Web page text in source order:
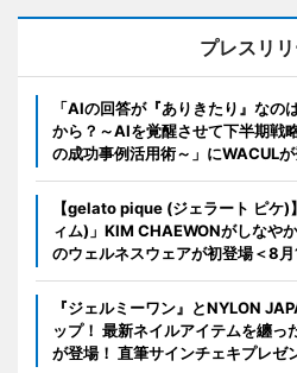
プレスリ
「AIの回答が『ありきたり』なの
から？～AIを覚醒させて下半期戦
の成功事例活用術～」にWACUL
【gelato pique (ジェラート ピケ
ィム)」KIM CHAEWONがしなや
のウェルネスウェアが初登場＜8
『ジェルミーワン』とNYLON
ップ！ 最新ネイルアイテムを纏
が登場！ 直筆サインチェキプレゼ